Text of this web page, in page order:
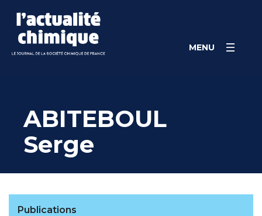
content
MENU
ABITEBOUL
Serge
Publications